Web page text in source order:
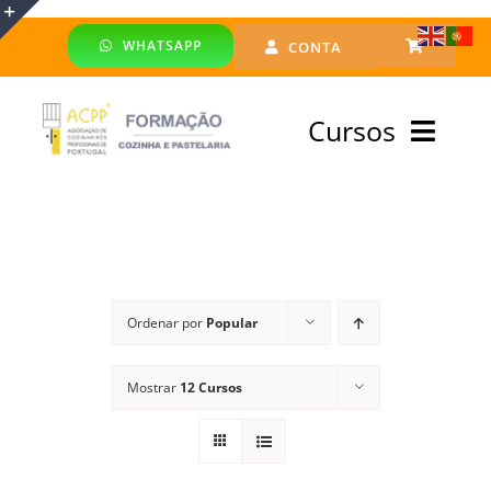
Skip
WHATSAPP CONTA
Cursos
Financiado
Ordenar por Popular
Mostrar 12 Cursos